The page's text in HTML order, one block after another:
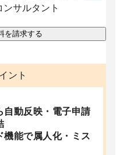
サルタント
を請求する
ント
自動反映・電子申請
機能で属人化・ミス